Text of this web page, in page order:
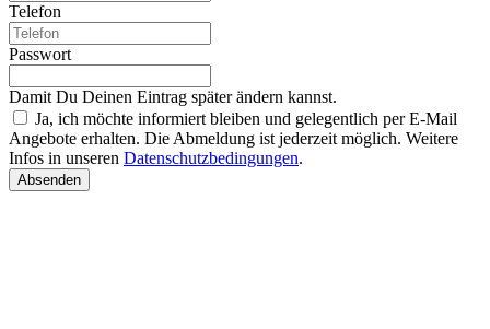
Telefon
Passwort
Damit Du Deinen Eintrag später ändern kannst.
Ja, ich möchte informiert bleiben und gelegentlich per E-Mail
Angebote erhalten. Die Abmeldung ist jederzeit möglich. Weitere
Infos in unseren Datenschutzbedingungen.
Absenden